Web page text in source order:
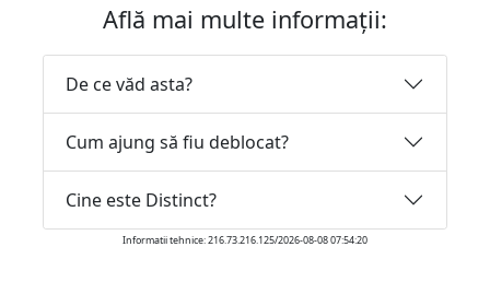
Află mai multe informații:
De ce văd asta?
Cum ajung să fiu deblocat?
Cine este Distinct?
Informatii tehnice: 216.73.216.125/2026-08-08 07:54:20